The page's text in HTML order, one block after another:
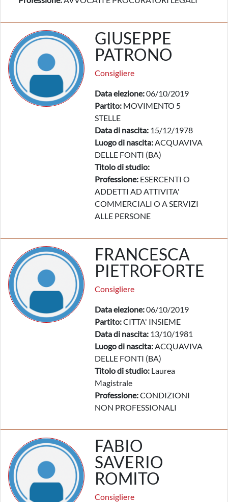
GIUSEPPE
PATRONO
Consigliere
Data elezione:06/10/2019
Partito: MOVIMENTO 5
STELLE
Data di nascita: 15/12/1978
Luogo di nascita:ACQUAVIVA
DELLE FONTI (BA)
Titolo di studio:
Professione: ESERCENTI O
ADDETTI AD ATTIVITA'
COMMERCIALI O A SERVIZI
ALLE PERSONE
FRANCESCA
PIETROFORTE
Consigliere
Data elezione:06/10/2019
Partito:CITTA' INSIEME
Data di nascita: 13/10/1981
Luogo di nascita:ACQUAVIVA
DELLE FONTI (BA)
Titolo di studio: Laurea
Magistrale
Professione:CONDIZIONI
NON PROFESSIONALI
FABIO
SAVERIO
ROMITO
Consigliere